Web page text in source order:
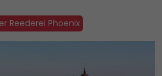
Reederei Phoenix